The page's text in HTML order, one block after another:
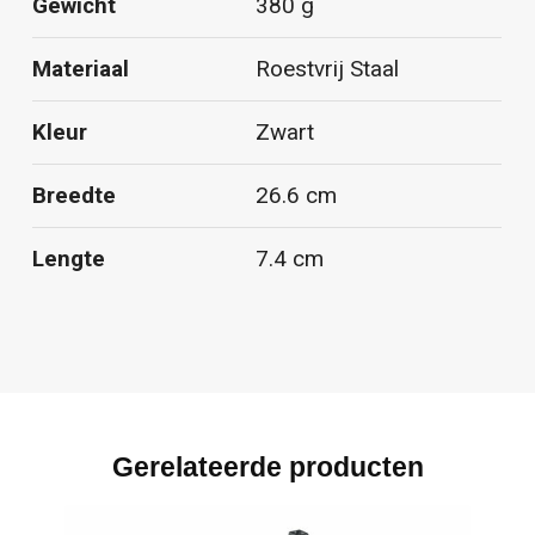
Gewicht 380 g
Materiaal Roestvrij Staal
Kleur Zwart
Breedte 26.6 cm
Lengte 7.4 cm
Gerelateerde producten